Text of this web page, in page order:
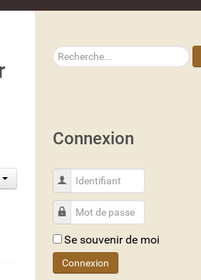
Rechercher
Connexion
Identifiant
Mot de passe
Se souvenir de moi
Connexion